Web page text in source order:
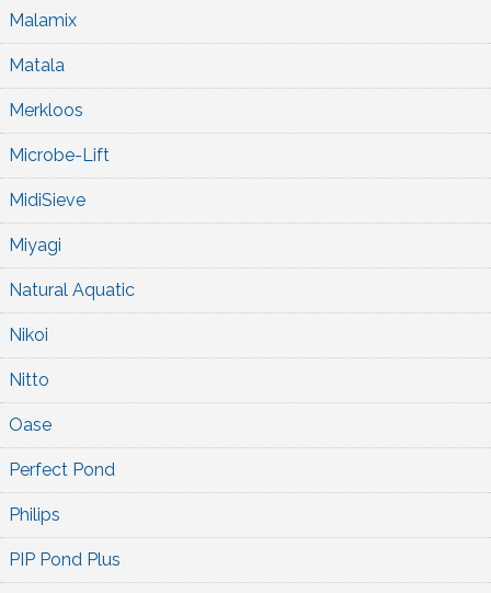
Malamix
Matala
Merkloos
Microbe-Lift
MidiSieve
Miyagi
Natural Aquatic
Nikoi
Nitto
Oase
Perfect Pond
Philips
PIP Pond Plus